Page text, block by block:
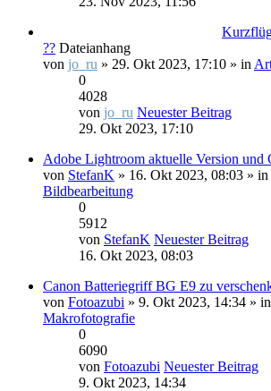
?? Dateianhang
von jo_ru » 29. Okt 2023, 17:10 » in
0
4028
von jo_ru Neuester Beitrag
29. Okt 2023, 17:10
Adobe Lightroom aktuelle Version und
von StefanK » 16. Okt 2023, 08:03 » in
Bildbearbeitung
0
5912
von StefanK Neuester Beitrag
16. Okt 2023, 08:03
Canon Batteriegriff BG E9 zu
von Fotoazubi » 9. Okt 2023, 14:34 » in
Makrofotografie
0
6090
von Fotoazubi Neuester Beitrag
9. Okt 2023, 14:34